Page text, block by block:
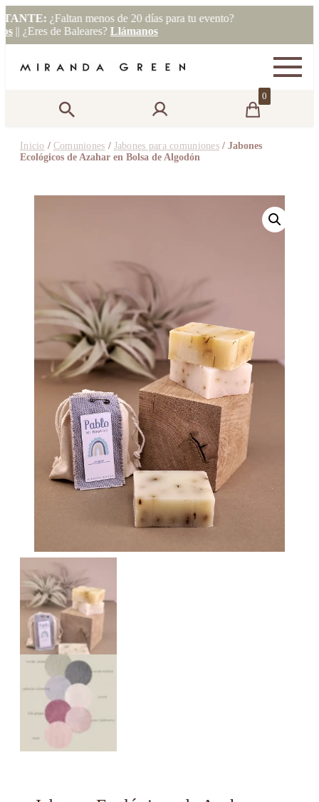
¿Faltan menos de 20 días para tu evento?
de Baleares?Llámanos
0
Inicio / Comuniones / Jabones para comuniones/ Jabones
Ecológicos de Azahar en Bolsa de Algodón